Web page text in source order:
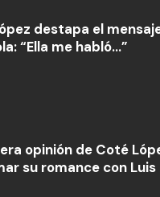
destapa el
“Ella me habló...”
opinión de Coté
su romance con Luis